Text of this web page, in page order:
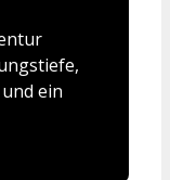
ein